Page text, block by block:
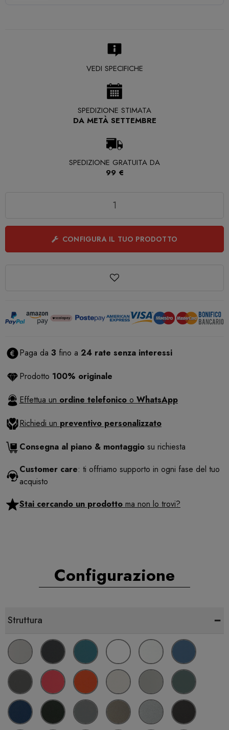
VEDI SPECIFICHE
SPEDIZIONE STIMATA
DA METÀ SETTEMBRE
SPEDIZIONE GRATUITA DA
99 €
CONFIGURA IL TUO PRODOTTO
Paga da 3 fino a 24 rate senza interessi
Prodotto 100% originale
Effettua un ordine telefonico o WhatsApp
Richiedi un preventivo personalizzato
Consegna al piano & montaggio su richiesta
Customer care: ti offriamo supporto in ogni fase del tuo
acquisto
Stai cercando un prodotto ma non lo trovi?
Configurazione
Struttura -